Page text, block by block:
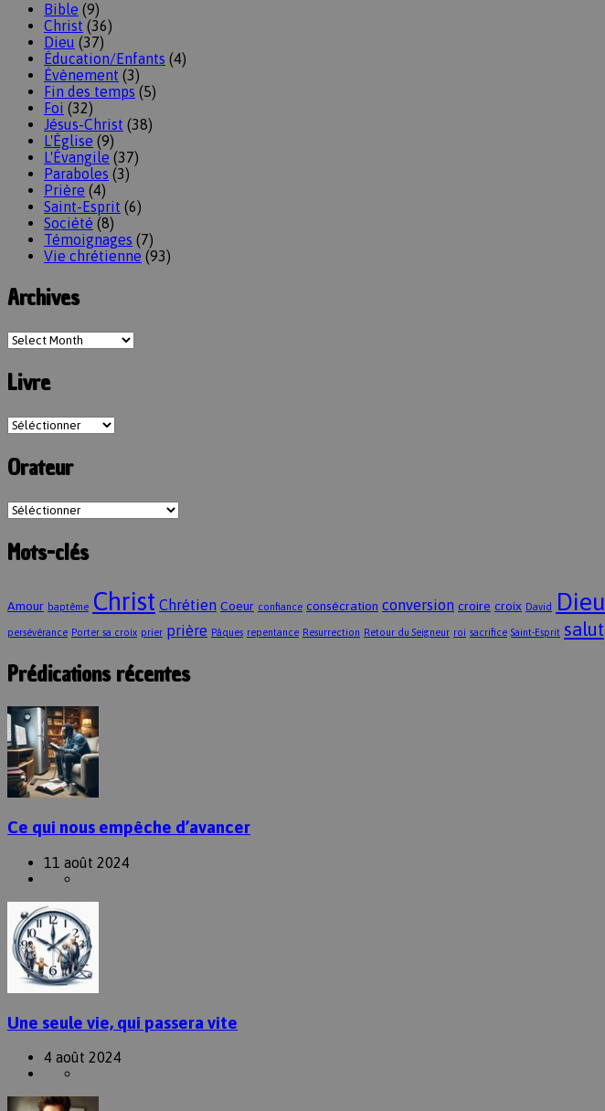
Bible (9)
Christ (36)
Dieu (37)
Éducation/Enfants (4)
Évènement (3)
Fin des temps (5)
Foi (32)
Jésus-Christ (38)
L'Église (9)
L'Évangile (37)
Paraboles (3)
Prière (4)
Saint-Esprit (6)
Société (8)
Témoignages (7)
Vie chrétienne (93)
Archives
Livre
Orateur
Mots-clés
Amour baptême Christ Chrétien Coeur confiance consécration conversion croire croix David Dieu
persévérance Porter sa croix prier prière Pâques repentance Resurrection Retour du Seigneur roi sacrifice Saint-Esprit salut
Prédications récentes
Ce qui nous empêche d’avancer
11 août 2024
Une seule vie, qui passera vite
4 août 2024